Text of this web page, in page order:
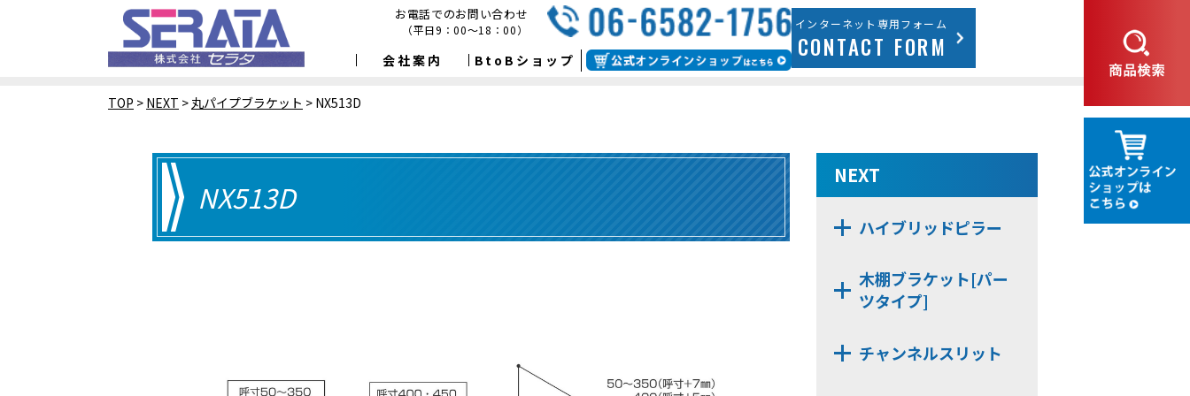
お電話でのお問い合わせ
（平日9：00～18：00）
会社案内 BtoBショップ
インターネット専用フォーム
CONTACT FORM
TOP > NEXT > 丸パイプブラケット > NX513D
NX513D
NEXT
ハイブリッドピラー
木棚ブラケット[パー
ツタイプ]
NX482
チャンネルスリット